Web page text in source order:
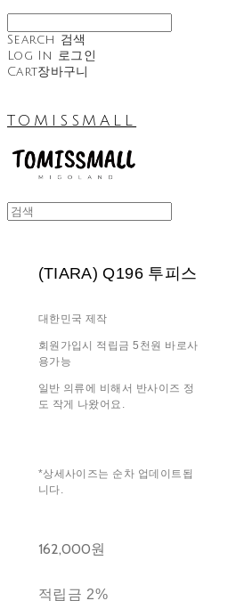
Search 검색
Log In 로그인
Cart장바구니
TOMISSMALL
(TIARA) Q196 투피스
대한민국 제작
회원가입시 적립금 5천원 바로사
용가능
일반 의류에 비해서 반사이즈 정
도 작게 나왔어요.
*상세사이즈는 순차 업데이트됩
니다.
162,000원
적립금 2%